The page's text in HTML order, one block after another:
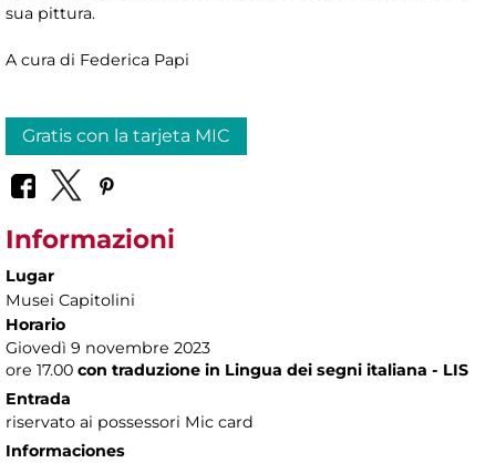
sua pittura.
A cura di Federica Papi
Gratis con la tarjeta MIC
Informazioni
Lugar
Musei Capitolini
Horario
Giovedì 9 novembre 2023
ore 17.00 con traduzione in Lingua dei segni italiana - LIS
Entrada
riservato ai possessori Mic card
Informaciones